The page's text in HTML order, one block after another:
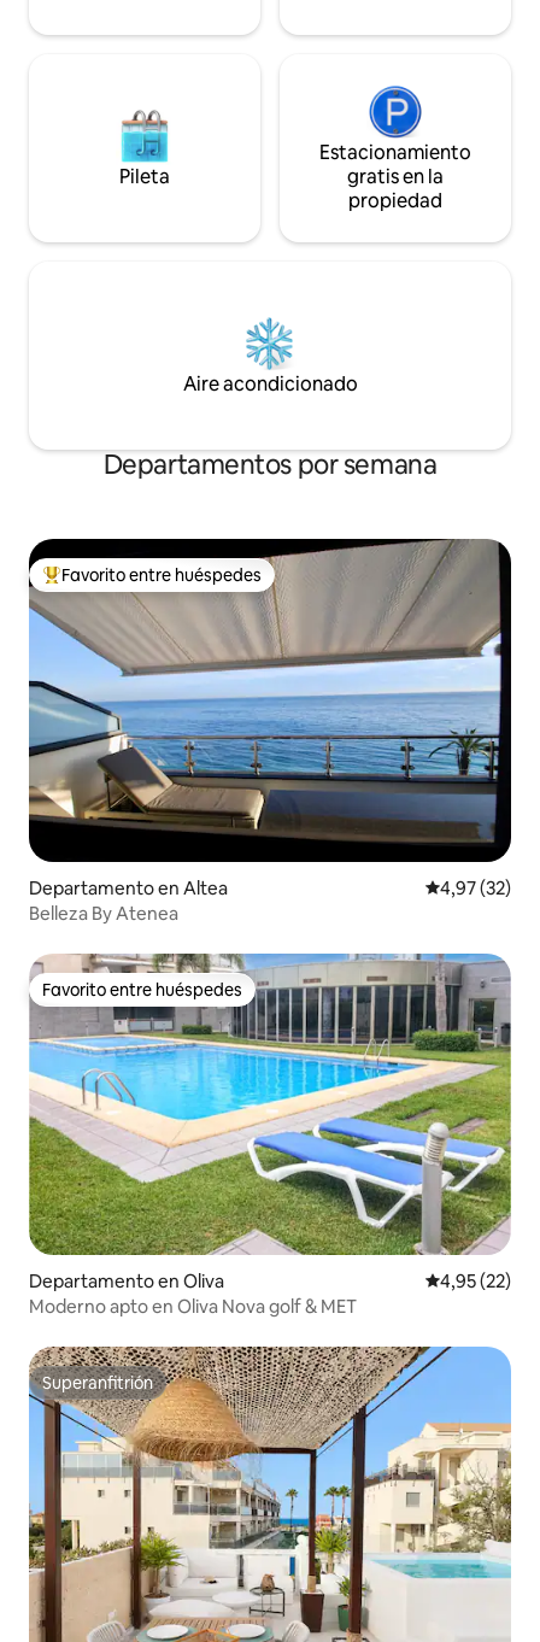
Pileta
Estacionamiento
gratis en la
propiedad
Aire acondicionado
Departamentos por semana
Favorito entre los huéspedes más destacados
Favorito entre huéspedes
Departamento en Altea Calificación
4,97 (32)
Belleza By Atenea
Favorito entre huéspedes
Favorito entre huéspedes
Departamento en Oliva Calificación
4,95 (22)
Moderno apto en Oliva Nova golf & MET
Superanfitrión
Superanfitrión